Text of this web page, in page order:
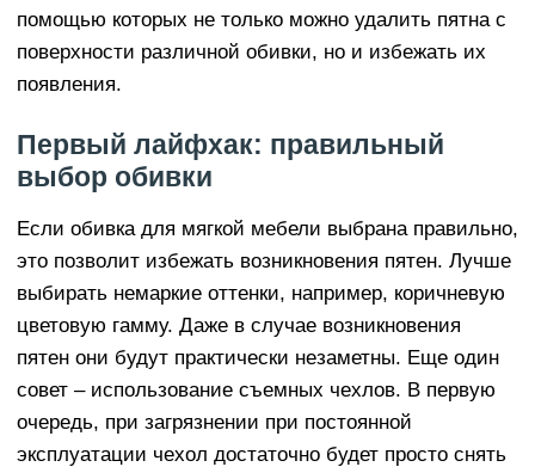
помощью которых не только можно удалить пятна с
поверхности различной обивки, но и избежать их
появления.
Первый лайфхак: правильный
выбор обивки
Если обивка для мягкой мебели выбрана правильно,
это позволит избежать возникновения пятен. Лучше
выбирать немаркие оттенки, например, коричневую
цветовую гамму. Даже в случае возникновения
пятен они будут практически незаметны. Еще один
совет – использование съемных чехлов. В первую
очередь, при загрязнении при постоянной
эксплуатации чехол достаточно будет просто снять